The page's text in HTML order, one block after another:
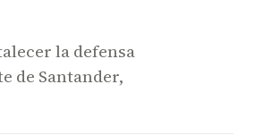
la defensa
de Santander,